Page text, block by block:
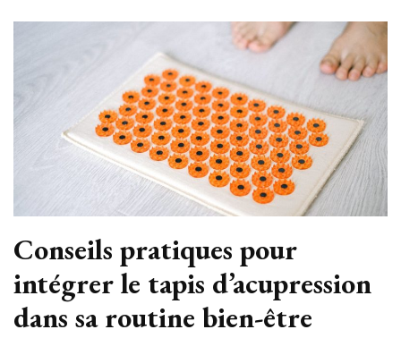
Conseils pratiques pour
intégrer le tapis d’acupression
dans sa routine bien-être